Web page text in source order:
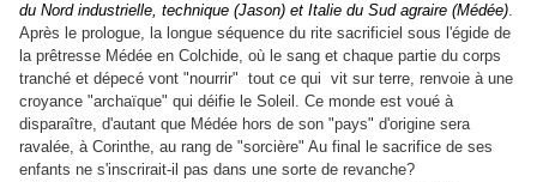
du Nord industrielle, technique (Jason) et Italie du Sud agraire (Médée).
Après le prologue, la longue séquence du rite sacrificiel sous l'égide de
la prêtresse Médée en Colchide, où le sang et chaque partie du corps
tranché et dépecé vont "nourrir" tout ce qui vit sur terre, renvoie à une
croyance "archaïque" qui déifie le Soleil. Ce monde est voué à
disparaître, d'autant que Médée hors de son "pays" d'origine sera
ravalée, à Corinthe, au rang de "sorcière" Au final le sacrifice de ses
enfants ne s'inscrirait-il pas dans une sorte de revanche?